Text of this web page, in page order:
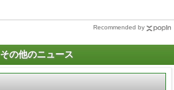
Recommended by
その他のニュース